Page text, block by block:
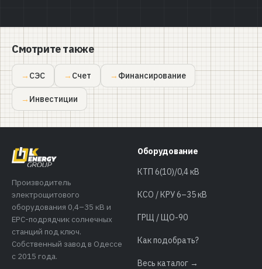
Смотрите также
СЭС Счет Финансирование
Инвестиции
Производитель
электрощитового
оборудования 0,4–35 кВ и
EPC-подрядчик солнечных
станций под ключ.
Собственный завод в Одессе
с 2015 года.
Оборудование
КТП 6(10)/0,4 кВ
КСО / КРУ 6–35 кВ
ГРЩ / ЩО-90
Как подобрать?
Весь каталог →